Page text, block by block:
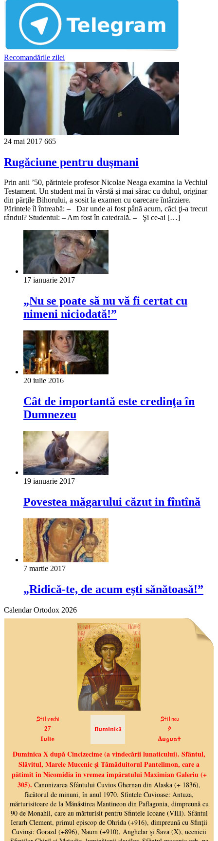
Recomandările zilei
24 mai 2017 665
Rugăciune pentru duşmani
Prin anii ’50, părintele profesor Nicolae Neaga examina la Vechiul
Testament. Un student mai în vârstă şi mai sărac cu duhul, originar
din părţile Bihorului, a sosit la examen cu oarecare întârziere.
Părintele îl întreabă: – Dar unde ai fost până acum, căci ţi-a trecut
rândul? Studentul: – Am fost în catedrală. – Şi ce-ai […]
17 ianuarie 2017
„Nu se poate să nu vă fi certat cu
nimeni niciodată!”
20 iulie 2016
Cât de importantă este credinţa în
Dumnezeu
19 ianuarie 2017
Povestea măgarului căzut in fîntînă
7 martie 2017
„Ridică-te, de acum eşti sănătoasă!”
Calendar Ortodox 2026